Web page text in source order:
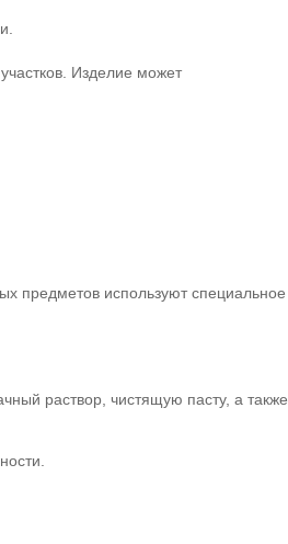
Изделие может
предметов используют специальное
раствор, чистящую пасту, а также